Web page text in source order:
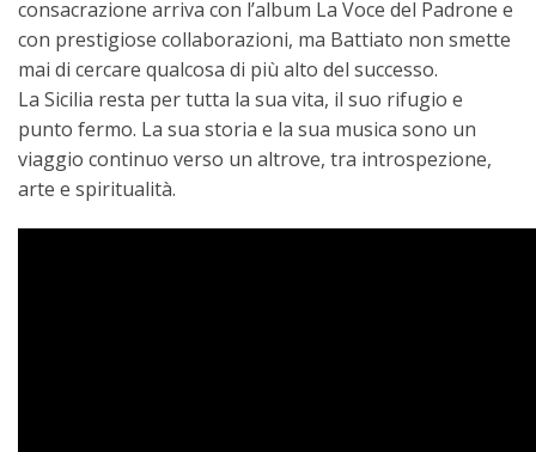
consacrazione arriva con l’album La Voce del Padrone e
con prestigiose collaborazioni, ma Battiato non smette
mai di cercare qualcosa di più alto del successo.
La Sicilia resta per tutta la sua vita, il suo rifugio e
punto fermo. La sua storia e la sua musica sono un
viaggio continuo verso un altrove, tra introspezione,
arte e spiritualità.